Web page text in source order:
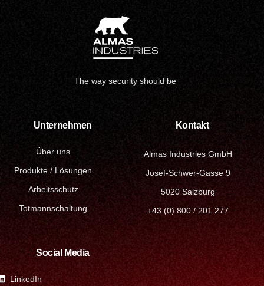
The way security should be
Unternehmen
Über uns
Produkte / Lösungen
Arbeitsschutz
Totmannschaltung
Kontakt
Almas Industries GmbH
Josef-Schwer-Gasse 9
5020 Salzburg
+43 (0) 800 / 201 277
Social Media
LinkedIn